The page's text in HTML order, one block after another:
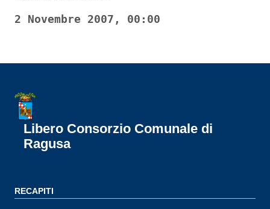
2 Novembre 2007, 00:00
Libero Consorzio Comunale di
Ragusa
RECAPITI